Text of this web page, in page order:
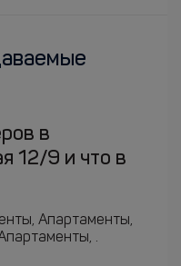
в
12/9 и что в
Апартаменты,
.